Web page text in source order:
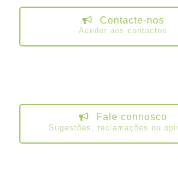
Contacte-nos
Aceder aos contactos
Fale connosco
Sugestões, reclamações ou